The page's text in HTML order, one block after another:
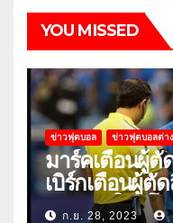
YOU MISSED
ข่าวฟุตบอล ข่าวฟุตบอลต่าง
มาร์คเตือนผู้ตั
เบิร์กเตือนผู้ตั
‘ยอมแพ้ในยูโ
ก.ย. 28, 2023